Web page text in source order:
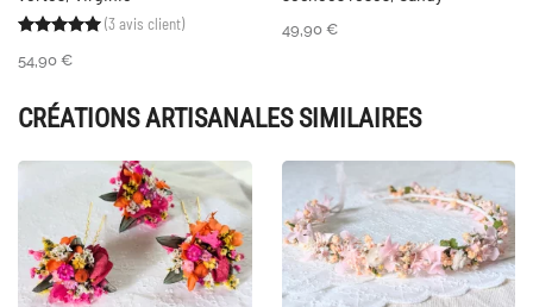
Noté5.00sur 5 basé sur
3 notations client
(3 avis client)
54,90 €
49,90 €
CRÉATIONS ARTISANALES SIMILAIRES